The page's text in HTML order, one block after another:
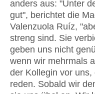
anders aus: "Unter
gut", berichtet die
Valenzuola Ruíz,
streng sind. Sie
geben uns nicht
wenn wir mehrmals
der Kollegin vor
reden. Sobald wir